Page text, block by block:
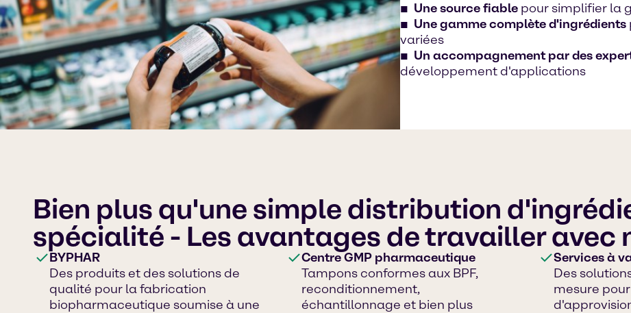
Une source fiable pour simplifier la
Une gamme complète d'ingrédients
variées
Un accompagnement par des
développement d'applications
Bien plus qu'une simple distribution
spécialité - Les avantages de travailler avec
BYPHAR
Des produits et des solutions de
qualité pour la fabrication
biopharmaceutique soumise à une
Centre GMP pharmaceutique
Tampons conformes aux BPF,
reconditionnement,
échantillonnage et bien plus
Services à
Des
mesure